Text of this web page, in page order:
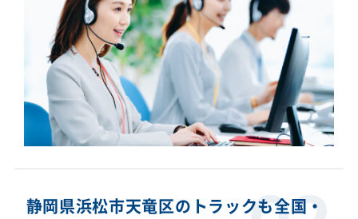
静岡県浜松市天竜区のトラックも全国・